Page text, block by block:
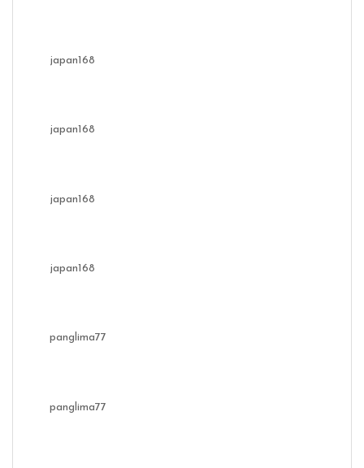
japan168
japan168
japan168
japan168
panglima77
panglima77